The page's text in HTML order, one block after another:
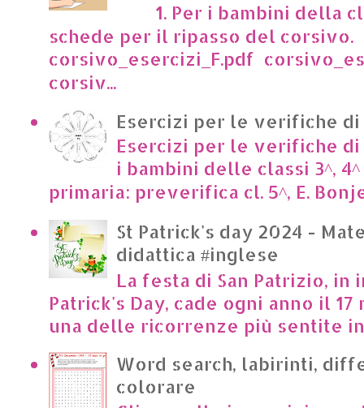
1. Per i bambini della
schede per il ripasso del corsivo.
corsivo_esercizi_F.pdf
corsiv...
Esercizi per le verifiche
Esercizi per le verifiche
i bambini delle classi 3^,
primaria: preverifica cl. 5^, E.
St Patrick's day 2024 -
didattica #inglese
La festa di San Patrizio, in
Patrick's Day, cade ogni anno il 17
una delle ricorrenze più sentite in
Word search, labirinti,
colorare